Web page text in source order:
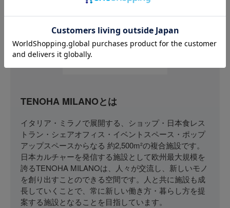
TENOHA MILANOとは
イタリア・ミラノで展開する、ショップ・日本食レス
トラン・シェアオフィス・イベントスペース・ポップ
アップスペースからなる 約2,500m²の複合施設です。
日本カルチャーを発信する施設として欧州最大規模を
誇るTENOHA MILANOは、人々が交流し、新しいモノ
を創り出すことのできる空間です。人と共に施設も成
長していくことで、常に新しい働き方・暮らし方を提
案する施設となることを目指しています。